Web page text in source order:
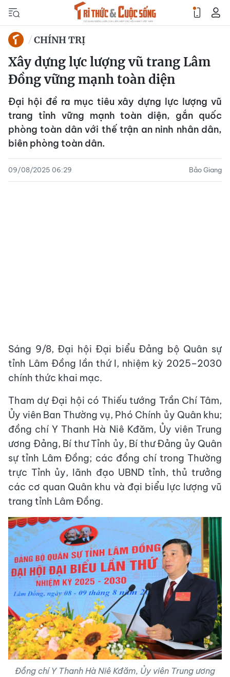
CHÍNH TRỊ
Xây dựng lực lượng vũ trang Lâm
Đồng vững mạnh toàn diện
Đại hội đề ra mục tiêu xây dựng lực lượng vũ
trang tỉnh vững mạnh toàn diện, gắn quốc
phòng toàn dân với thế trận an ninh nhân dân,
biên phòng toàn dân.
09/08/2025 06:29 Bảo Giang
Sáng 9/8, Đại hội Đại biểu Đảng bộ Quân sự
tỉnh Lâm Đồng lần thứ I, nhiệm kỳ 2025–2030
chính thức khai mạc.
Tham dự Đại hội có Thiếu tướng Trần Chí Tâm,
Ủy viên Ban Thường vụ, Phó Chính ủy Quân khu;
đồng chí Y Thanh Hà Niê Kđăm, Ủy viên Trung
ương Đảng, Bí thư Tỉnh ủy, Bí thư Đảng ủy Quân
sự tỉnh Lâm Đồng; các đồng chí trong Thường
trực Tỉnh ủy, lãnh đạo UBND tỉnh, thủ trưởng
các cơ quan Quân khu và đại biểu lực lượng vũ
trang tỉnh Lâm Đồng.
Đồng chí Y Thanh Hà Niê Kđăm, Ủy viên Trung ương